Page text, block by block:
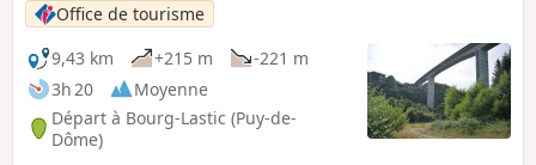
Office de tourisme
9,43 km
+215 m
-221 m
3h 20
Moyenne
Départ à Bourg-Lastic (Puy-de-
Dôme)